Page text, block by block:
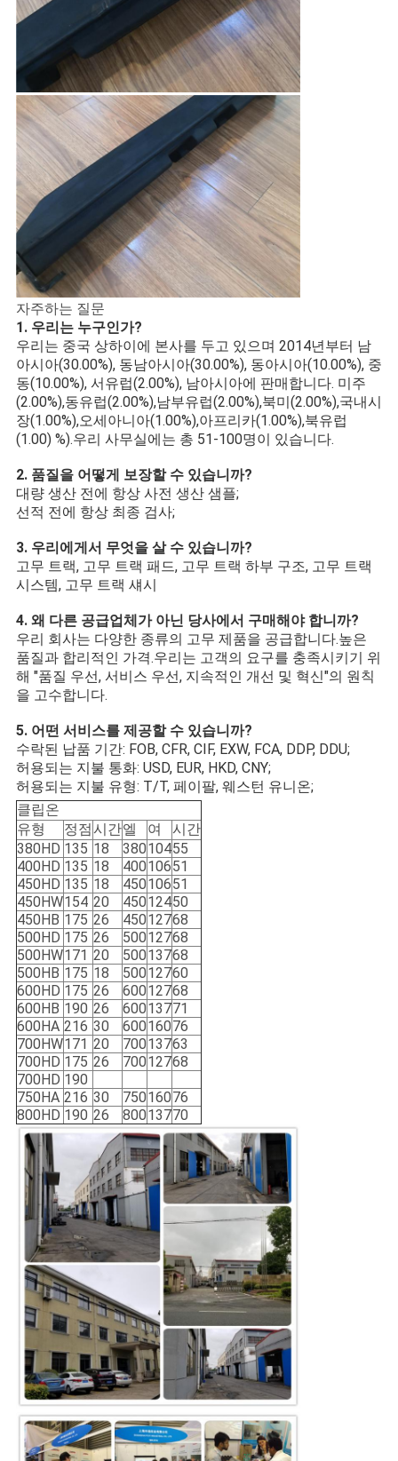
자주하는 질문
1. 우리는 누구인가?
우리는 중국 상하이에 본사를 두고 있으며 2014년부터 남
아시아(30.00%), 동남아시아(30.00%), 동아시아(10.00%), 중
동(10.00%), 서유럽(2.00%), 남아시아에 판매합니다. 미주
(2.00%),동유럽(2.00%),남부유럽(2.00%),북미(2.00%),국내시
장(1.00%),오세아니아(1.00%),아프리카(1.00%),북유럽
(1.00) %).우리 사무실에는 총 51-100명이 있습니다.
2. 품질을 어떻게 보장할 수 있습니까?
대량 생산 전에 항상 사전 생산 샘플;
선적 전에 항상 최종 검사;
3. 우리에게서 무엇을 살 수 있습니까?
고무 트랙, 고무 트랙 패드, 고무 트랙 하부 구조, 고무 트랙
시스템, 고무 트랙 섀시
4. 왜 다른 공급업체가 아닌 당사에서 구매해야 합니까?
우리 회사는 다양한 종류의 고무 제품을 공급합니다.높은
품질과 합리적인 가격.우리는 고객의 요구를 충족시키기 위
해 "품질 우선, 서비스 우선, 지속적인 개선 및 혁신"의 원칙
을 고수합니다.
5. 어떤 서비스를 제공할 수 있습니까?
수락된 납품 기간: FOB, CFR, CIF, EXW, FCA, DDP, DDU;
허용되는 지불 통화: USD, EUR, HKD, CNY;
허용되는 지불 유형: T/T, 페이팔, 웨스턴 유니온;
클립온
유형
정점시간엘 여
시간
380HD 135 18 38010455
400HD 135 18 40010651
450HD 135 18 45010651
450HW154 20 45012450
450HB 175 26 45012768
500HD 175 26 50012768
500HW171 20 50013768
500HB 175 18 50012760
600HD 175 26 60012768
600HB 190 26 60013771
600HA 216 30 60016076
700HW171 20 70013763
700HD 175 26 70012768
700HD 190
750HA 216 30 75016076
800HD 190 26 80013770